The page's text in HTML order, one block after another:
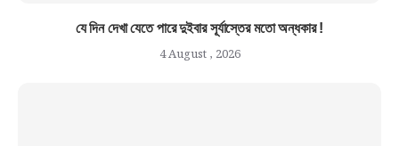
যে দিন দেখা যেতে পারে দুইবার সূর্যাস্তের মতো অন্ধকার !
4 August , 2026